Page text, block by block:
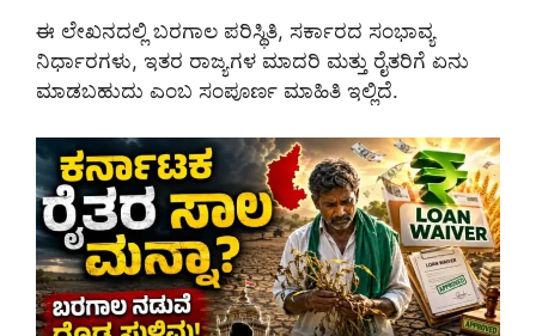
ಈ ಲೇಖನದಲ್ಲಿ ಬರಗಾಲ ಪರಿಸ್ಥಿತಿ, ಸರ್ಕಾರದ ಸಂಭಾವ್ಯ
ನಿರ್ಧಾರಗಳು, ಇತರ ರಾಜ್ಯಗಳ ಮಾದರಿ ಮತ್ತು ರೈತರಿಗೆ ಏನು
ಮಾಡಬಹುದು ಎಂಬ ಸಂಪೂರ್ಣ ಮಾಹಿತಿ ಇಲ್ಲಿದೆ.